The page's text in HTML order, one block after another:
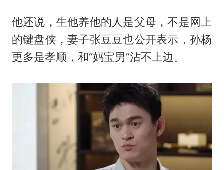
他还说，生他养他的人是父母，不是网上
的键盘侠，妻子张豆豆也公开表示，孙杨
更多是孝顺，和“妈宝男”沾不上边。